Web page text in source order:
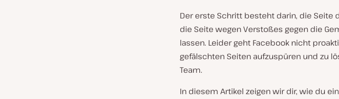
Der erste Schritt besteht darin, die Seite
die Seite wegen Verstoßes gegen die
lassen. Leider geht Facebook nicht
gefälschten Seiten aufzuspüren und zu
Team.
In diesem Artikel zeigen wir dir, wie du